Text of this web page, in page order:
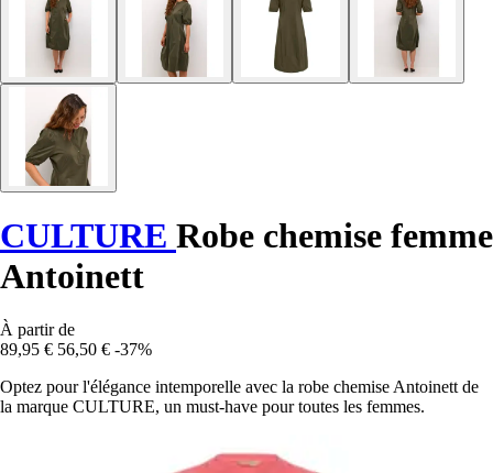
CULTURE Robe chemise femme
Antoinett
À partir de
89,95 € 56,50 € -37%
Optez pour l'élégance intemporelle avec la robe chemise Antoinett de
la marque CULTURE, un must-have pour toutes les femmes.